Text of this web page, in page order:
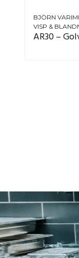
BJÖRN
VISP &
AR30 –